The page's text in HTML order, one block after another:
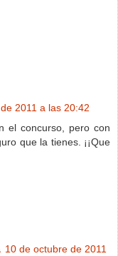
2011 a las 20:42
el concurso, pero con
que la tienes. ¡¡Que
10 de octubre de 2011